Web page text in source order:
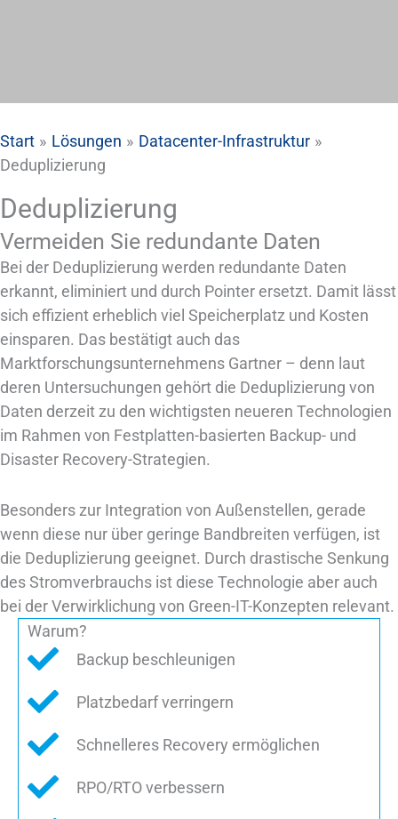
Start Lösungen
Datacenter-Infrastruktur
Deduplizierung
Deduplizierung
Vermeiden Sie redundante Daten
Bei der Deduplizierung werden redundante Daten
erkannt, eliminiert und durch Pointer ersetzt. Damit lässt
sich effizient erheblich viel Speicherplatz und Kosten
einsparen. Das bestätigt auch das
Marktforschungsunternehmens Gartner – denn laut
deren Untersuchungen gehört die Deduplizierung von
Daten derzeit zu den wichtigsten neueren Technologien
im Rahmen von Festplatten-basierten Backup- und
Disaster Recovery-Strategien.
Besonders zur Integration von Außenstellen, gerade
wenn diese nur über geringe Bandbreiten verfügen, ist
die Deduplizierung geeignet. Durch drastische Senkung
des Stromverbrauchs ist diese Technologie aber auch
bei der Verwirklichung von Green-IT-Konzepten relevant.
Warum?
Backup beschleunigen
Platzbedarf verringern
Schnelleres Recovery ermöglichen
RPO/RTO verbessern